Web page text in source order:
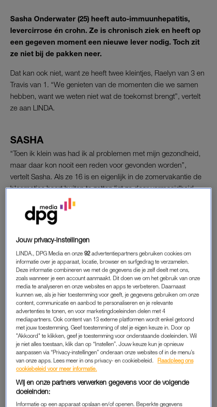
Sasha Onderwater (25) heeft auto-immuunhepatitis,
levercirrose én crohn. Ze is chronisch ziek en heeft op
een gegeven moment een nieuwe lever nodig. Toch zit
ze niet bij de pakken neer.
Dat kan ook niet, want ze heeft twee kleintjes, Raelyn van 3 en
Travis van 1. “We genieten van de momenten die we samen
hebben, want we weten niet wat de toekomst brengt”, vertelt
ze aan LINDA.
SASHA
“Toen ik klein was had ik al problemen met mijn gezondheid,
maar daar kon nooit een reden voor gevonden worden”,
vertelt Sasha. Als ze 16 is en eigenlijk in de zomervakantie de
bloemetjes hoort buiten te zetten ligt ze door vermoeidheid
eigenlijk alleen maar op de bank. Ze gaat naar de huisarts,
maar die neemt haar klachten niet serieus en geeft de
puberteit de schuld van de futloosheid. “Mijn stiefvader werd
Dat blijkt heel verstandig, want diezelfde avond wordt ze met
hoge ontstekingswaardes en bloedarmoede opgenomen in het
ziekenhuis. Ze krijgt allerlei onderzoeken en uiteindelijk rolt
daar de ziekte van Crohn uit. “Toen viel er wel een soort
kwartje, want dit ziektebeeld verklaarde wel al de vage
klachten die ik van kinds af aan al had”, blikt Sasha terug. Ze
krijgt verschillende soorten medicatie, maar die werken steeds
maar kort.
Het ziekenhuis bij haar in de buurt weet het op een gegeven
moment niet meer en ze wordt doorverwezen naar Den Haag.
Sasha is dan inmiddels 20 jaar. “In het nieuwe ziekenhuis ging
ik weer in de medische molen en bleken mijn leverwaardes
niet goed”, verklaart Sasha. Ze blijkt AIH (auto-
Jouw privacy-instellingen
LINDA., DPG Media en onze92 advertentiepartners gebruiken cookies om
informatie over je apparaat, locatie, browser en surfgedrag te verzamelen.
Deze informatie combineren we met de gegevens die je zelf deelt met ons,
zoals wanneer je een account aanmaakt. Dit doen we om het gebruik van onze
media te analyseren en onze websites en apps te verbeteren. Daarnaast
kunnen we, als je hier toestemming voor geeft, je gegevens gebruiken om onze
content, communicatie en aanbod te personaliseren en je relevante
advertenties te tonen, en voor marketingdoeleinden delen met 4
mediapartners. Ook content van 13 externe platformen wordt enkel getoond
met jouw toestemming. Geef toestemming of stel je eigen keuze in. Door op
"Akkoord" te klikken, geef je toestemming voor onderstaande doeleinden. Wil
je niet alles toestaan, klik dan op “Instellen”. Jouw keuze kun je opnieuw
aanpassen via “Privacy-instellingen” onderaan onze websites of in de menu’s
van onze apps. Lees meer in ons privacy- en cookiebeleid.
Raadpleeg ons
cookiebeleid voor meer informatie.
Wij en onze partners verwerken gegevens voor de volgende
doeleinden:
Informatie op een apparaat opslaan en/of openen. Beperkte gegevens